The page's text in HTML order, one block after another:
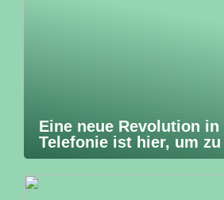
Eine neue Revolution in
Telefonie ist hier, um